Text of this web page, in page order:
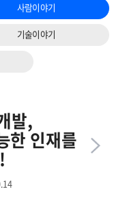
사람이야기
기술이야기
발,
한 인재를